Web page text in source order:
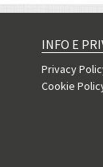
INFO E
Privacy
Cookie